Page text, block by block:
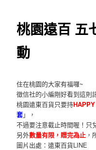
桃園遠百 五
動
住在桃園的大家有福囉~
徵信社的小編剛好看到這則
桃園遠東百貨只要持
套」，
不過要注意截止時間喔！只
另外數量有限，贈完為止 ，
圖片出處：遠東百貨LINE